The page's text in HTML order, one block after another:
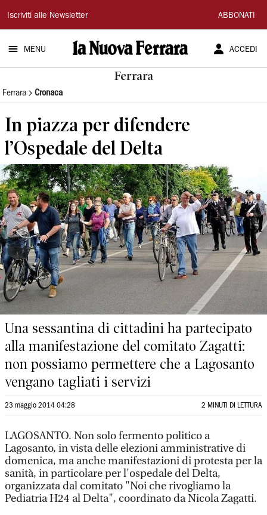
La
Nuova
Ferrara
Iscriviti alle Newsletter ABBONATI
MENU ACCEDI
Ferrara
Ferrara Cronaca
In piazza per difendere
l’Ospedale del Delta
Una sessantina di cittadini ha partecipato
alla manifestazione del comitato Zagatti:
non possiamo permettere che a Lagosanto
vengano tagliati i servizi
23 maggio 2014 04:28 2 MINUTI DI LETTURA
LAGOSANTO. Non solo fermento politico a
Lagosanto, in vista delle elezioni amministrative di
domenica, ma anche manifestazioni di protesta per la
sanità, in particolare per l'ospedale del Delta,
organizzata dal comitato "Noi che rivogliamo la
Pediatria H24 al Delta", coordinato da Nicola Zagatti.